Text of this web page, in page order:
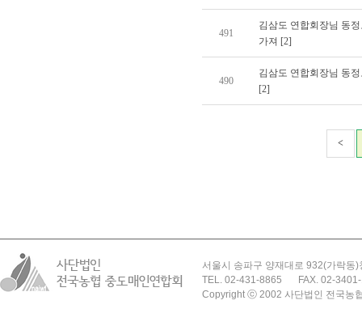
491
김삼도 연합회장님 동
가져 [2]
490
김삼도 연합회장님 동
[2]
<
서울시 송파구 양재대로 932(가락동
TEL. 02-431-8865
FAX. 02-
Copyright ⓒ 2002 사단법인 전국농